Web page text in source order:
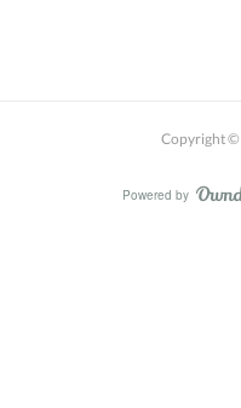
Copyright ©
Powered by